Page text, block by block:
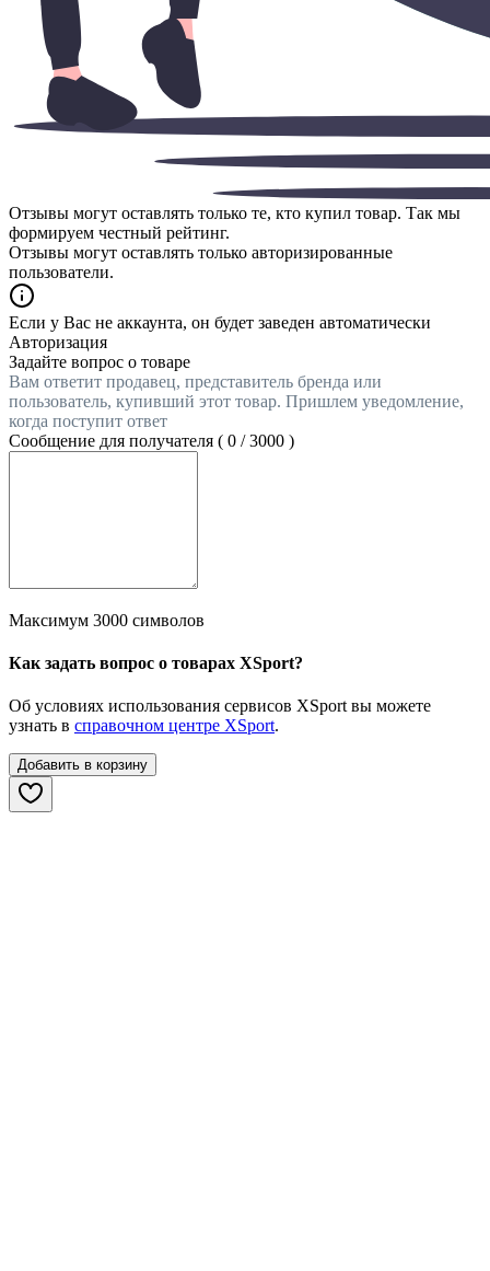
Отзывы могут оставлять только те, кто купил товар. Так мы
формируем честный рейтинг.
Отзывы могут оставлять только авторизированные
пользователи.
Если у Вас не аккаунта, он будет заведен автоматически
Авторизация
Задайте вопрос о товаре
Вам ответит продавец, представитель бренда или
пользователь, купивший этот товар. Пришлем уведомление,
когда поступит ответ
Сообщение для получателя ( 0 /3000 )
Максимум 3000 символов
Как задать вопрос о товарах XSport?
Об условиях использования сервисов XSport вы можете
узнать в справочном центре XSport.
Добавить в корзину